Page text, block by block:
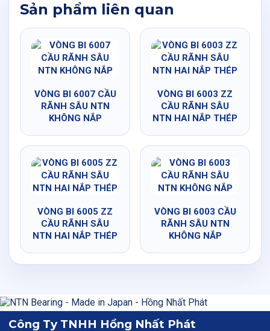
Sản phẩm liên quan
VÒNG BI 6007 CẦU
RÃNH SÂU NTN
KHÔNG NẮP
VÒNG BI 6003 ZZ
CẦU RÃNH SÂU
NTN HAI NẮP THÉP
VÒNG BI 6005 ZZ
CẦU RÃNH SÂU
NTN HAI NẮP THÉP
VÒNG BI 6003 CẦU
RÃNH SÂU NTN
KHÔNG NẮP
Công Ty TNHH Hồng Nhất Phát